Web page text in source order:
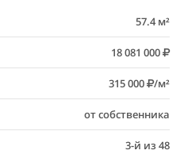
57.4 м²
18 081 000
315 000 /м²
от собственника
3-й из 48